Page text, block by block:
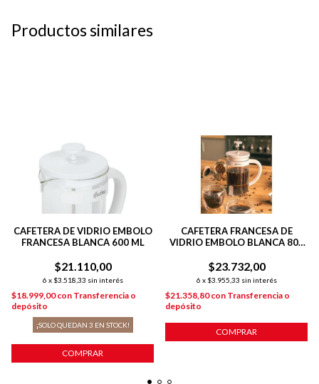
Productos similares
CAFETERA DE VIDRIO EMBOLO
FRANCESA BLANCA 600 ML
$21.110,00
6 x $3.518,33 sin interés
$18.999,00con Transferencia o
depósito
¡SOLO QUEDAN 3 EN STOCK!
COMPRAR
CAFETERA FRANCESA DE
VIDRIO EMBOLO BLANCA 800
$23.732,00
6 x $3.955,33 sin interés
$21.358,80con Transferencia o
depósito
COMPRAR